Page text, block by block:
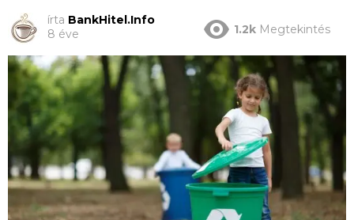
írta BankHitel.Info
8 éve
1.2k Megtekintés